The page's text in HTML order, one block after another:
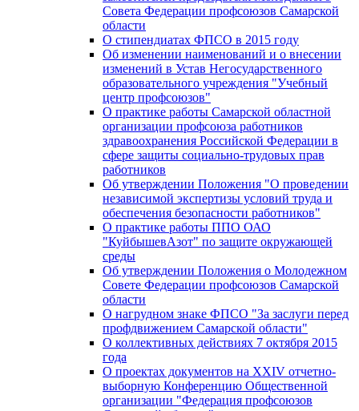
Совета Федерации профсоюзов Самарской
области
О стипендиатах ФПСО в 2015 году
Об изменении наименований и о внесении
изменений в Устав Негосударственного
образовательного учреждения "Учебный
центр профсоюзов"
О практике работы Самарской областной
организации профсоюза работников
здравоохранения Российской Федерации в
сфере защиты социально-трудовых прав
работников
Об утверждении Положения "О проведении
независимой экспертизы условий труда и
обеспечения безопасности работников"
О практике работы ППО ОАО
"КуйбышевАзот" по защите окружающей
среды
Об утверждении Положения о Молодежном
Совете Федерации профсоюзов Самарской
области
О нагрудном знаке ФПСО "За заслуги перед
профдвижением Самарской области"
О коллективных действиях 7 октября 2015
года
О проектах документов на XXIV отчетно-
выборную Конференцию Общественной
организации "Федерация профсоюзов